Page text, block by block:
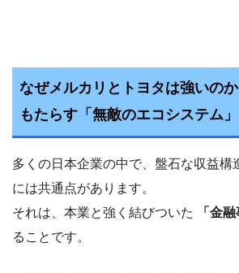
なぜメルカリとトヨタは強いの
もたらす「無敵のエコシステム」
多くの日本企業の中で、盤石な収益構
には共通点があります。
それは、本業と強く結びついた
「金融
ることです。